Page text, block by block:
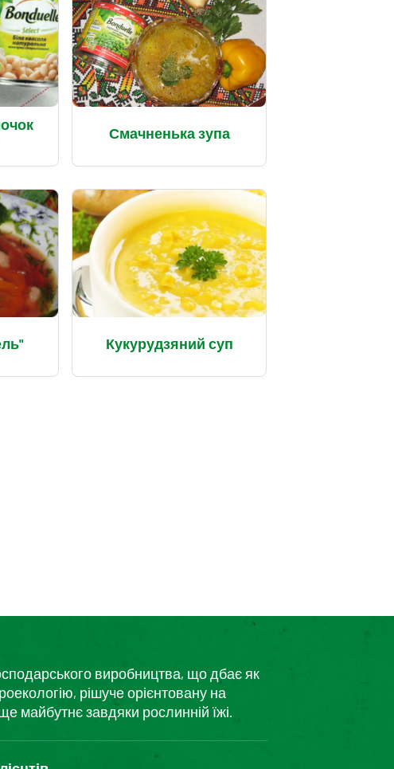
Смачненька зупа
Кукурудзяний суп
виробництва, що дбає як
рішуче орієнтовану на
майбутнє завдяки рослинній їжі.